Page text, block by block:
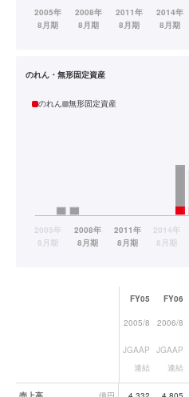
のれん・無形固定資産
のれん 無形固定資産
業績データ一覧
FY05 FY06
2005/8 2006/8
JGAAP
連結
JGAAP
連結